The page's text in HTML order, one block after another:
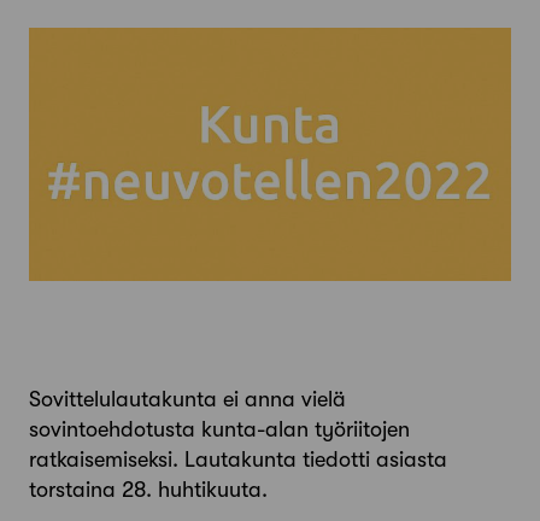
Sovittelulautakunta ei anna vielä
sovintoehdotusta kunta-alan työriitojen
ratkaisemiseksi. Lautakunta tiedotti asiasta
torstaina 28. huhtikuuta.